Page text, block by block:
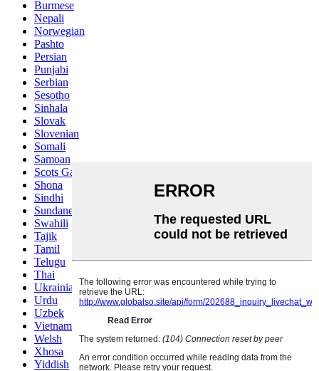
Burmese
Nepali
Norwegian
Pashto
Persian
Punjabi
Serbian
Sesotho
Sinhala
Slovak
Slovenian
Somali
Samoan
Scots Gaelic
Shona
Sindhi
Sundanese
Swahili
Tajik
Tamil
Telugu
Thai
Ukrainian
Urdu
Uzbek
Vietnamese
Welsh
Xhosa
Yiddish